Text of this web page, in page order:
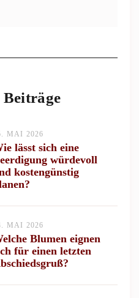
MAI 2026
lässt sich eine
würdevoll
kostengünstig
MAI 2026
Blumen eignen
für einen letzten